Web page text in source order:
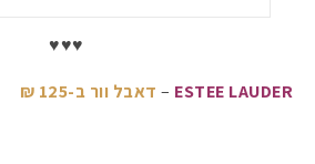
♥♥♥
ESTEE LAUDER
– דאבל וור ב-125 ₪